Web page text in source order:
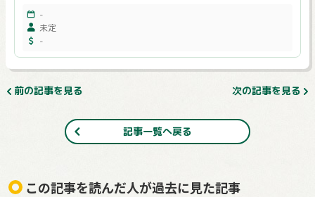
-
未定
-
前の記事を見る 次の記事を見る
記事一覧へ戻る
この記事を読んだ人が過去に見た記事